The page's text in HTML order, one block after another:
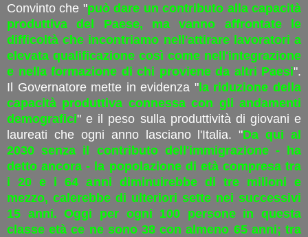
Convinto che "può dare un contributo alla capacità
produttiva del Paese, ma vanno affrontate le
difficoltà che incontriamo nell'attirare lavoratori a
elevata qualificazione così come nell'integrazione
e nella formazione di chi proviene da altri Paesi".
Il Governatore mette in evidenza "la riduzione della
capacità produttiva connessa con gli andamenti
demografici" e il peso sulla produttività di giovani e
laureati che ogni anno lasciano l'Italia. "Da qui al
2030 senza il contributo dell'immigrazione - ha
detto ancora - la popolazione di età compresa tra
i 20 e i 64 anni diminuirebbe di tre milioni e
mezzo, calerebbe di ulteriori sette nei successivi
15 anni. Oggi per ogni 100 persone in questa
classe età ce ne sono 38 con almeno 65 anni; tra